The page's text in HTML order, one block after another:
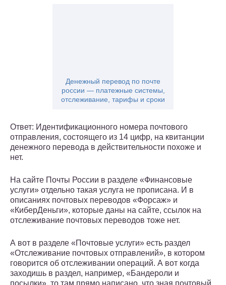
Денежный перевод по почте
россии — платежные системы,
отслеживание, тарифы и сроки
Ответ: Идентификационного номера почтового
отправления, состоящего из 14 цифр, на квитанции
денежного перевода в действительности похоже и
нет.
На сайте Почты России в разделе «Финансовые
услуги» отдельно такая услуга не прописана. И в
описаниях почтовых переводов «Форсаж» и
«КиберДеньги», которые даны на сайте, ссылок на
отслеживание почтовых переводов тоже нет.
А вот в разделе «Почтовые услуги» есть раздел
«Отслеживание почтовых отправлений», в котором
говорится об отслеживании операций. А вот когда
заходишь в раздел, например, «Бандероли и